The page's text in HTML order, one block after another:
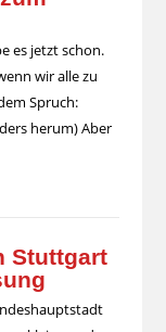
es jetzt schon.
wir alle zu
Spruch:
herum) Aber
Stuttgart